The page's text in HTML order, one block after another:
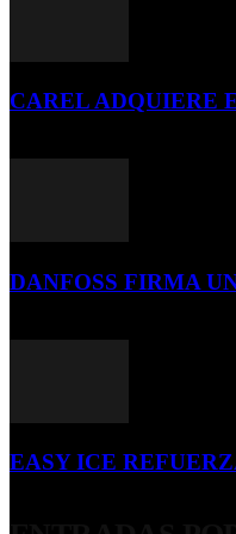
CAREL ADQUIERE
DANFOSS FIRMA
EASY ICE